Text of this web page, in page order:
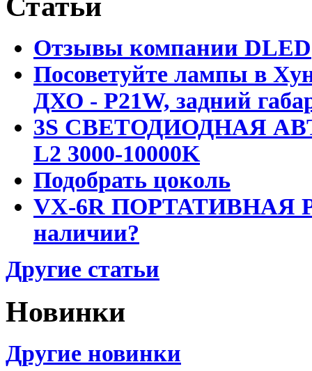
Отзывы компании DLED
Посоветуйте лампы в
ДХО - P21W, задний
3S СВЕТОДИОДНАЯ
L2 3000-10000K
Подобрать цоколь
VX-6R ПОРТАТИВНАЯ
наличии?
Другие статьи
Новинки
Другие новинки